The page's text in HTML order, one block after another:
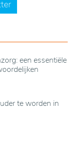
een essentiële
te worden in